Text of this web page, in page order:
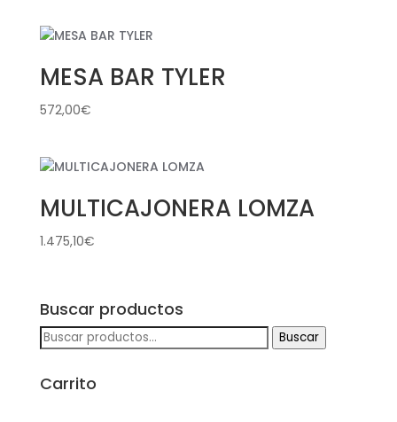
MESA BAR TYLER
572,00€
MULTICAJONERA LOMZA
1.475,10€
Buscar productos
Buscar
por:
Buscar
Carrito